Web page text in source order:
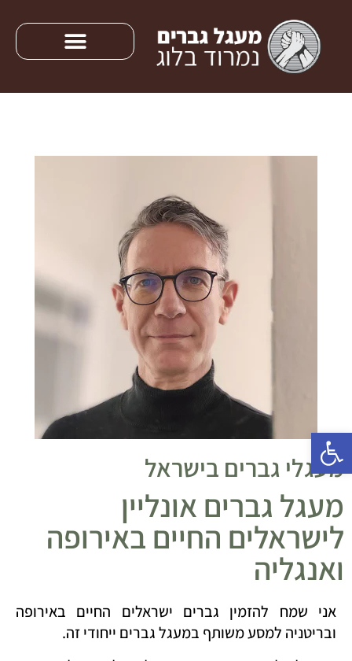
פתח סרגל נגישות
מעגלי גברים בישראל
מעגל גברים אונליין
לישראלים החיים באירופה
ואנגליה
אני שמח להזמין גברים ישראלים החיים באירופה
ובריטניה למסע משותף במעגל גברים ייחודי זה.